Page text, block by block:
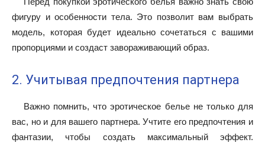
фигуру и особенности тела. Это позволит вам выбрать
модель, которая будет идеально сочетаться с вашими
пропорциями и создаст завораживающий образ.
2. Учитывая предпочтения партнера
Важно помнить, что эротическое белье не только для
вас, но и для вашего партнера. Учтите его предпочтения и
фантазии, чтобы создать максимальный эффект.